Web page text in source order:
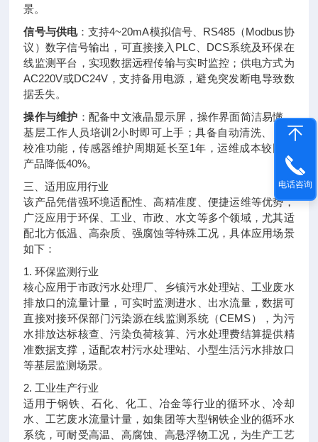
景。
信号与供电：支持4~20mA模拟信号、RS485（Modbus协
议）数字信号输出，可直接接入PLC、DCS系统及环保在
线监测平台，实现数据远程传输与实时监控；供电方式为
AC220V或DC24V，支持备用电源，避免突发断电导致数
据丢失。
操作与维护 ：配备中文液晶显示屏，操作界面简洁易懂，
基层工作人员培训2小时即可上手；具备自动清洗、自动
校准功能，传感器维护周期延长至1年，运维成本较同类
产品降低40%。
三、适用应用行业
该产品凭借强环境适配性、高精准度、便捷运维等优势，
广泛应用于环保、工业、市政、水文等多个领域，尤其适
配北方低温、高杂质、强腐蚀等特殊工况，具体应用场景
如下：
1. 环保监测行业
核心应用于市政污水处理厂、乡镇污水处理站、工业废水
排放口的流量计量，可实时监测进水、出水流量，数据可
直接对接环保部门污染源在线监测系统（CEMS），为污
水排放达标核查、污染负荷核算、污水处理费结算提供精
准数据支撑，适配农村污水处理站、小型生活污水排放口
等基层监测场景。
2. 工业生产行业
适用于钢铁、石化、化工、冶金等行业的循环水、冷却
水、工艺废水流量计量，如集团等大型钢铁企业的循环水
系统，可耐受高温、高腐蚀、高悬浮物工况，为生产工艺
电话咨询